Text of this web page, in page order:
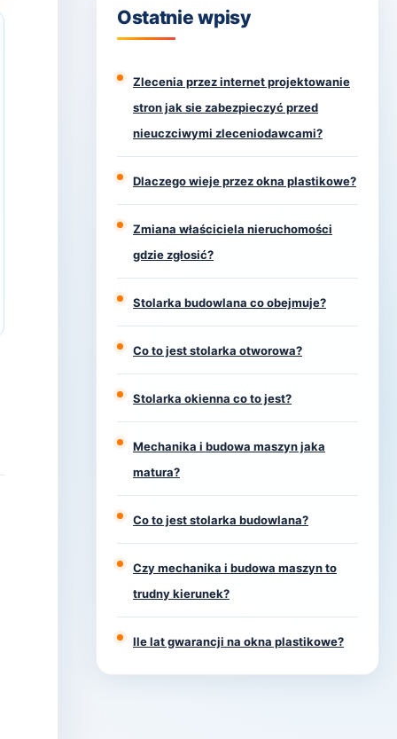
Ostatnie wpisy
Zlecenia przez internet projektowanie
stron jak sie zabezpieczyć przed
nieuczciwymi zleceniodawcami?
Dlaczego wieje przez okna plastikowe?
Zmiana właściciela nieruchomości
gdzie zgłosić?
Stolarka budowlana co obejmuje?
Co to jest stolarka otworowa?
Stolarka okienna co to jest?
Mechanika i budowa maszyn jaka
matura?
Co to jest stolarka budowlana?
Czy mechanika i budowa maszyn to
trudny kierunek?
Ile lat gwarancji na okna plastikowe?